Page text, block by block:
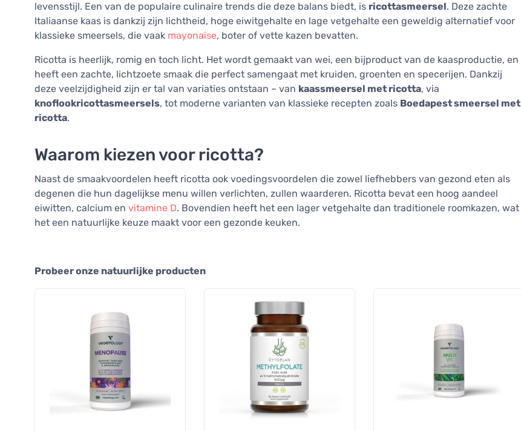
levensstijl. Een van de populaire culinaire trends die deze balans biedt, is ricottasmeersel. Deze zachte
Italiaanse kaas is dankzij zijn lichtheid, hoge eiwitgehalte en lage vetgehalte een geweldig alternatief voor
klassieke smeersels, die vaak mayonaise, boter of vette kazen bevatten.
Ricotta is heerlijk, romig en toch licht. Het wordt gemaakt van wei, een bijproduct van de kaasproductie, en
heeft een zachte, lichtzoete smaak die perfect samengaat met kruiden, groenten en specerijen. Dankzij
deze veelzijdigheid zijn er tal van variaties ontstaan – van kaassmeersel met ricotta, via
knoflookricottasmeersels, tot moderne varianten van klassieke recepten zoals Boedapest smeersel met
ricotta.
Waarom kiezen voor ricotta?
Naast de smaakvoordelen heeft ricotta ook voedingsvoordelen die zowel liefhebbers van gezond eten als
degenen die hun dagelijkse menu willen verlichten, zullen waarderen. Ricotta bevat een hoog aandeel
eiwitten, calcium en vitamine D. Bovendien heeft het een lager vetgehalte dan traditionele roomkazen, wat
het een natuurlijke keuze maakt voor een gezonde keuken.
Probeer onze natuurlijke producten